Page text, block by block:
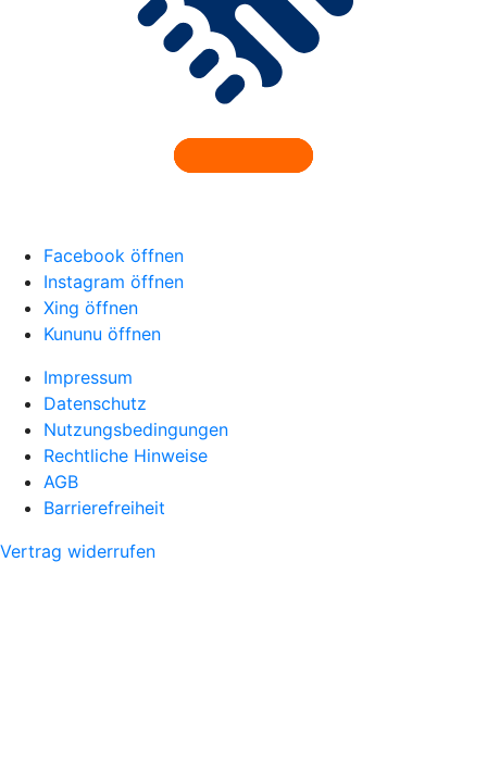
Facebook öffnen
Instagram öffnen
Xing öffnen
Kununu öffnen
Impressum
Datenschutz
Nutzungsbedingungen
Rechtliche Hinweise
AGB
Barrierefreiheit
Vertrag widerrufen